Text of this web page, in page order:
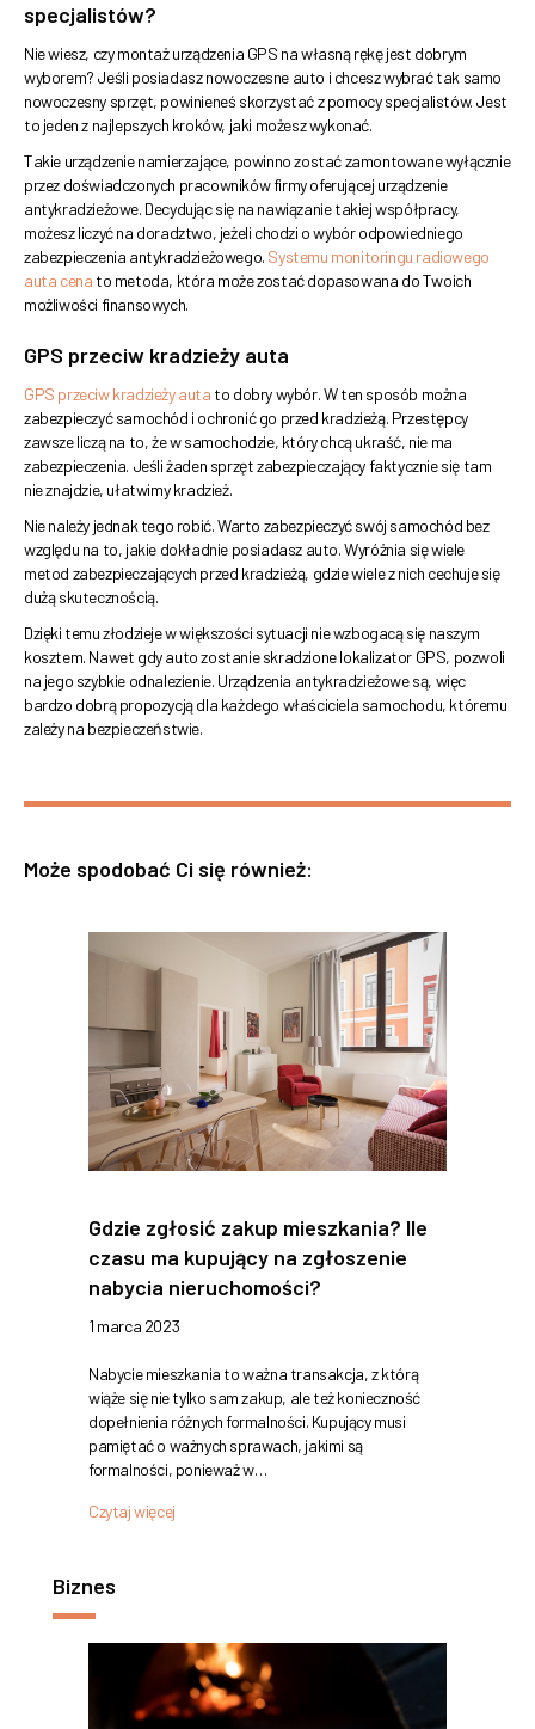
specjalistów?
Nie wiesz, czy montaż urządzenia GPS na własną rękę jest dobrym
wyborem? Jeśli posiadasz nowoczesne auto i chcesz wybrać tak samo
nowoczesny sprzęt, powinieneś skorzystać z pomocy specjalistów. Jest
to jeden z najlepszych kroków, jaki możesz wykonać.
Takie urządzenie namierzające, powinno zostać zamontowane wyłącznie
przez doświadczonych pracowników firmy oferującej urządzenie
antykradzieżowe. Decydując się na nawiązanie takiej współpracy,
możesz liczyć na doradztwo, jeżeli chodzi o wybór odpowiedniego
zabezpieczenia antykradzieżowego. Systemu monitoringu radiowego
auta cena to metoda, która może zostać dopasowana do Twoich
możliwości finansowych.
GPS przeciw kradzieży auta
GPS przeciw kradzieży auta to dobry wybór. W ten sposób można
zabezpieczyć samochód i ochronić go przed kradzieżą. Przestępcy
zawsze liczą na to, że w samochodzie, który chcą ukraść, nie ma
zabezpieczenia. Jeśli żaden sprzęt zabezpieczający faktycznie się tam
nie znajdzie, ułatwimy kradzież.
Nie należy jednak tego robić. Warto zabezpieczyć swój samochód bez
względu na to, jakie dokładnie posiadasz auto. Wyróżnia się wiele
metod zabezpieczających przed kradzieżą, gdzie wiele z nich cechuje się
dużą skutecznością.
Dzięki temu złodzieje w większości sytuacji nie wzbogacą się naszym
kosztem. Nawet gdy auto zostanie skradzione lokalizator GPS, pozwoli
na jego szybkie odnalezienie. Urządzenia antykradzieżowe są, więc
bardzo dobrą propozycją dla każdego właściciela samochodu, któremu
zależy na bezpieczeństwie.
Może spodobać Ci się również:
Gdzie zgłosić zakup mieszkania? Ile
czasu ma kupujący na zgłoszenie
nabycia nieruchomości?
1 marca 2023
Nabycie mieszkania to ważna transakcja, z którą
wiąże się nie tylko sam zakup, ale też konieczność
dopełnienia różnych formalności. Kupujący musi
pamiętać o ważnych sprawach, jakimi są
formalności, ponieważ w…
Czytaj więcej
Biznes